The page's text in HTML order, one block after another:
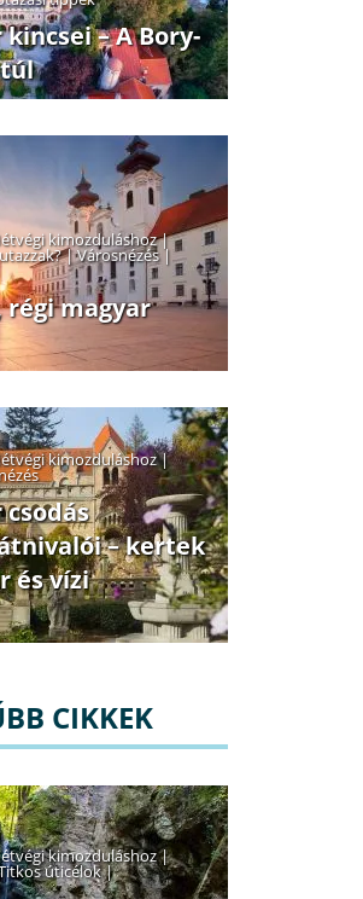
– A Bory-
kimozduláshoz|
|Városnézés|
magyar
kimozduláshoz|
– kertek
és vízi
CIKKEK
kimozduláshoz|
úticélok|